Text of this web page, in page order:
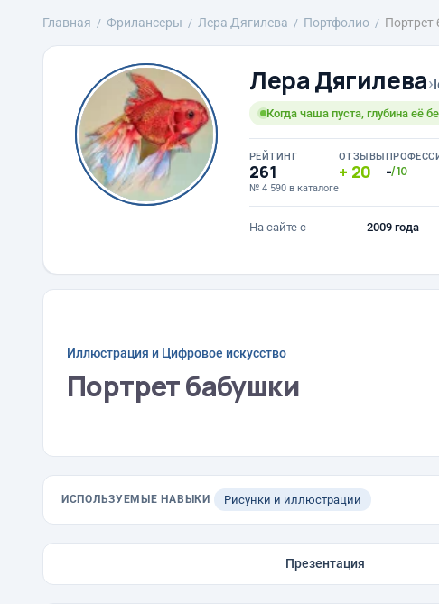
Главная Фрилансеры Лера Дягилева Портфолио Портрет
Лера Дягилева›
Когда чаша пуста, глубина её
РЕЙТИНГ
261
№ 4 590 в каталоге
ОТЗЫВЫ
20 -/10
На сайте с 2009 года
Иллюстрация и Цифровое искусство
Портрет бабушки
ИСПОЛЬЗУЕМЫЕ НАВЫКИ Рисунки и иллюстрации
Презентация